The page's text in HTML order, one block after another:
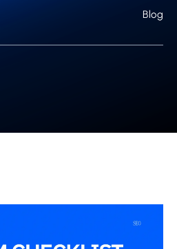
Blog